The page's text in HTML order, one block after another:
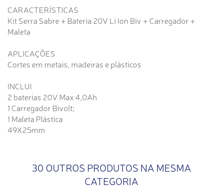
CARACTERÍSTICAS
Kit Serra Sabre + Bateria 20V Li Ion Biv + Carregador +
Maleta
APLICAÇÕES
Cortes em metais, madeiras e plásticos
INCLUI
2 baterias 20V Max 4,0Ah
1 Carregador Bivolt;
1 Maleta Plástica
49X25mm
30 OUTROS PRODUTOS NA MESMA
CATEGORIA